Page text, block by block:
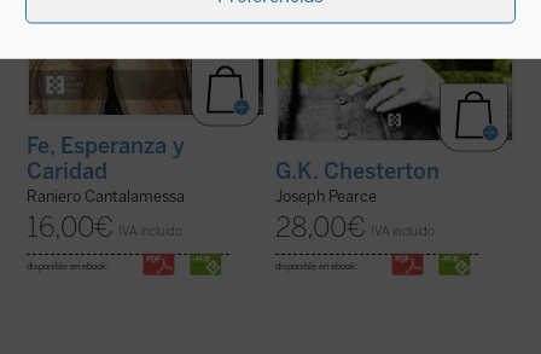
Fe, Esperanza y
Caridad
Raniero Cantalamessa
16,00€ IVA incluido
disponible en ebook:
G.K. Chesterton
Joseph Pearce
28,00€ IVA incluido
disponible en ebook: